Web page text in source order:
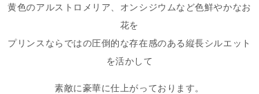
黄色のアルストロメリア、オンシジウムなど色鮮やかなお
花を
プリンスならではの圧倒的な存在感のある縦長シルエット
を活かして
素敵に豪華に仕上がっております。